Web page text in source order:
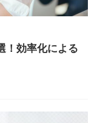
！効率化による